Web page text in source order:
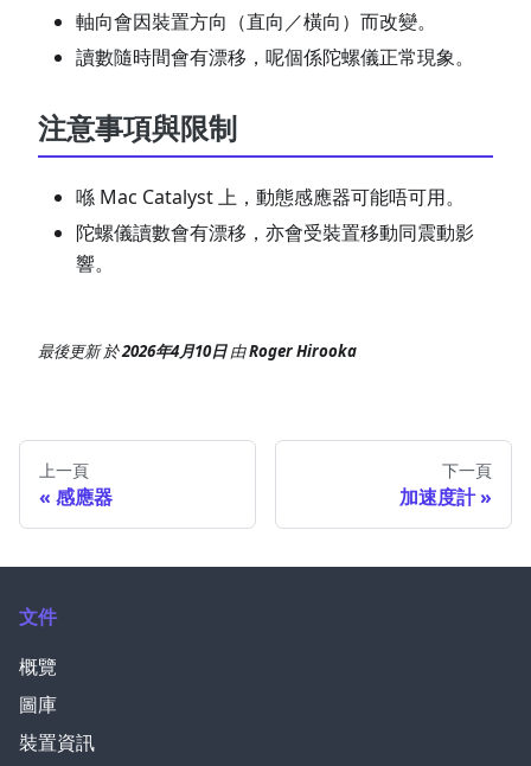
軸向會因裝置方向（直向／橫向）而改變。
讀數隨時間會有漂移，呢個係陀螺儀正常現象。
注意事項與限制
喺 Mac Catalyst 上，動態感應器可能唔可用。
陀螺儀讀數會有漂移，亦會受裝置移動同震動影
響。
最後更新於2026年4月10日由Roger Hirooka
上一頁
感應器
下一頁
加速度計
文件
概覽
圖庫
裝置資訊